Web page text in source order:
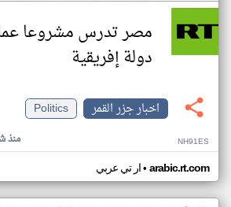
مصر تدرس مشروعا
دولة إفريقية
اخبار جزر القمر
Politics
منذ NH91ES
ار تي عربي• arabic.rt.com